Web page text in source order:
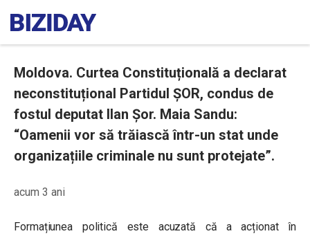
Moldova. Curtea Constituțională a declarat
neconstituțional Partidul ȘOR, condus de
fostul deputat Ilan Șor. Maia Sandu:
“Oamenii vor să trăiască într-un stat unde
organizațiile criminale nu sunt protejate”.
acum 3 ani
Formațiunea politică este acuzată că a acționat în